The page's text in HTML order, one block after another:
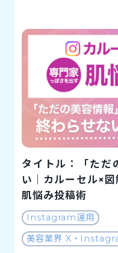
タイトル：「ただ
い｜カルーセル×
肌悩み投稿術
Instagram運用
美容業界 X・